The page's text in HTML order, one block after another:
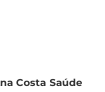
Costa Saúde